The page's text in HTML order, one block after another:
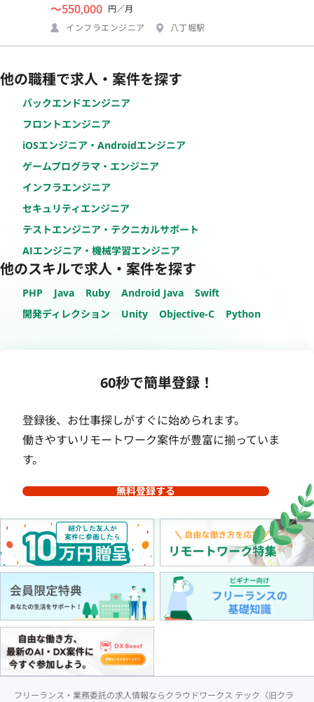
〜550,000 円／月
インフラエンジニア
八丁堀駅
他の職種で求人・案件を探す
バックエンドエンジニア
フロントエンジニア
iOSエンジニア・Androidエンジニア
ゲームプログラマ・エンジニア
インフラエンジニア
セキュリティエンジニア
テストエンジニア・テクニカルサポート
AIエンジニア・機械学習エンジニア
他のスキルで求人・案件を探す
PHP Java Ruby Android Java
Swift
開発ディレクション
Unity Objective-C Python
60秒で簡単登録！
登録後、お仕事探しがすぐに始められます。
働きやすいリモートワーク案件が豊富に揃っていま
す。
無料登録する
フリーランス・業務委託の求人情報ならクラウドワークス テック（旧クラ